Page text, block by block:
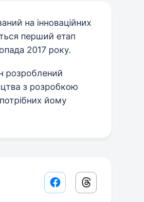
на інноваційних
перший етап
2017 року.
розроблений
з розробкою
йому
Facebook share link
Threads